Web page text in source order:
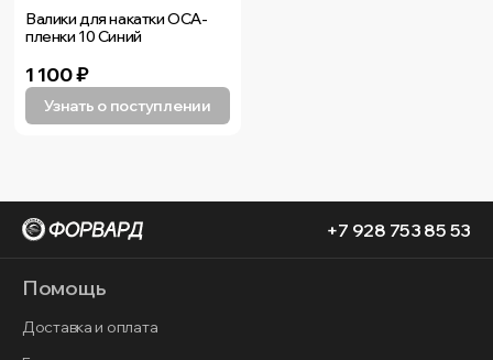
Валики для накатки OCA-
пленки 10 Синий
1 100₽
Узнать о поступлении
+7 928 753 85 53
Помощь
Доставка и оплата